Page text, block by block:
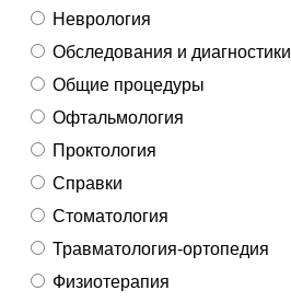
Неврология
Обследования и диагностики
Общие процедуры
Офтальмология
Проктология
Справки
Стоматология
Травматология-ортопедия
Физиотерапия